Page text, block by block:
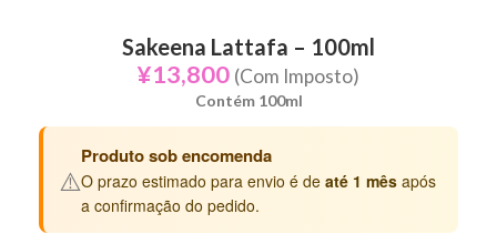
Sakeena Lattafa – 100ml
¥13,800 (Com Imposto)
Contém 100ml
⚠️
Produto sob encomenda
O prazo estimado para envio é de até 1 mês após
a confirmação do pedido.